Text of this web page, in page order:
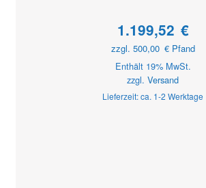
1.199,52 €
zzgl. 500,00 €Pfand
Enthält 19% MwSt.
zzgl. Versand
Lieferzeit: ca. 1-2 Werktage